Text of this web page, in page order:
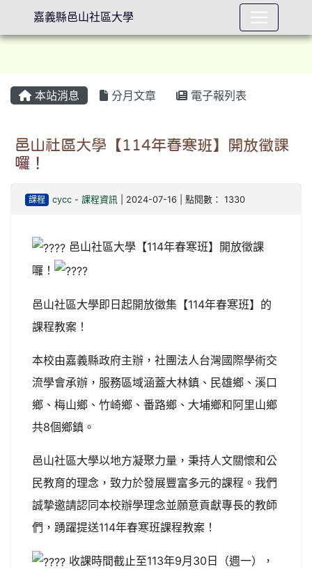
本站消息 分月文章 電子報列表
邑山社區大學【114年春寒班】開放徵課
囉！
課程 cycc- 課程資訊| 2024-07-16 | 點閱數： 1330
邑山社區大學【114年春寒班】開放徵課
囉！
邑山社區大學即日起開放徵集【114年春寒班】的
課程教案！
本校由嘉義縣政府主辦，社團法人台灣國際學術交
流學會承辦，服務區域涵蓋大林鎮、民雄鄉、溪口
鄉、梅山鄉、竹崎鄉、番路鄉、大埔鄉和阿里山鄉
共8個鄉鎮。
邑山社區大學以地方凝聚力量，秉持人文關懷和公
民教育的理念，致力於發展豐富多元的課程。我們
誠摯邀請認同本校辦學理念並願意貢獻專長的教師
們，踴躍提送114年春寒班課程教案！
收課時間截止至113年9月30日（週一），
嘉義縣邑山社區大學